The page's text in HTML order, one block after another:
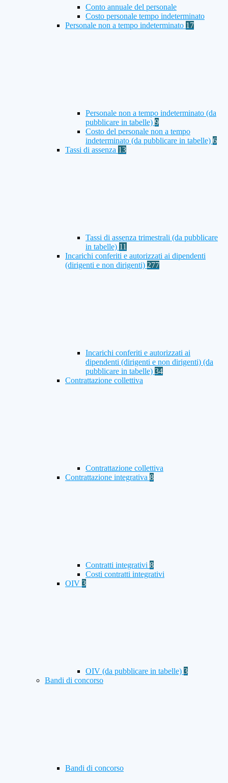
Conto annuale del personale
Costo personale tempo indeterminato
Personale non a tempo indeterminato 17
Personale non a tempo indeterminato (da
pubblicare in tabelle) 9
Costo del personale non a tempo
indeterminato (da pubblicare in tabelle) 6
Tassi di assenza 13
Tassi di assenza trimestrali (da pubblicare
in tabelle) 11
Incarichi conferiti e autorizzati ai dipendenti
(dirigenti e non dirigenti) 277
Incarichi conferiti e autorizzati ai
dipendenti (dirigenti e non dirigenti) (da
pubblicare in tabelle) 34
Contrattazione collettiva
Contrattazione collettiva
Contrattazione integrativa 8
Contratti integrativi 8
Costi contratti integrativi
OIV 3
OIV (da pubblicare in tabelle) 3
Bandi di concorso
Bandi di concorso